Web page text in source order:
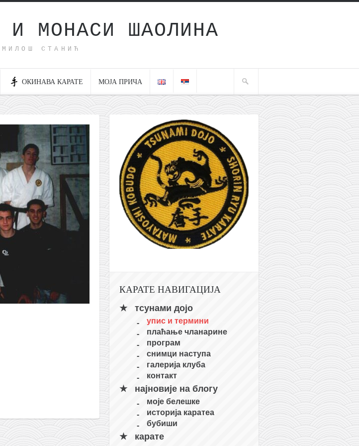
И МОНАСИ ШАОЛИНА
СТАНИЋ
ОКИНАВА КАРАТЕ МОЈА ПРИЧА
КАРАТЕ НАВИГАЦИЈА
тсунами дојо
упис и термини
плаћање чланарине
програм
снимци наступа
галерија клуба
контакт
најновије на блогу
моје белешке
историја каратеа
бубиши
карате